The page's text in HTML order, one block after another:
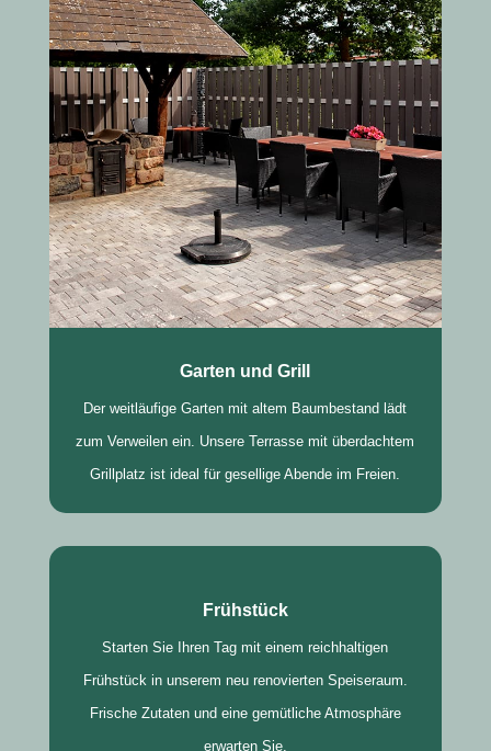
Garten und Grill
Der weitläufige Garten mit altem Baumbestand lädt
zum Verweilen ein. Unsere Terrasse mit überdachtem
Grillplatz ist ideal für gesellige Abende im Freien.
Frühstück
Starten Sie Ihren Tag mit einem reichhaltigen
Frühstück in unserem neu renovierten Speiseraum.
Frische Zutaten und eine gemütliche Atmosphäre
erwarten Sie.